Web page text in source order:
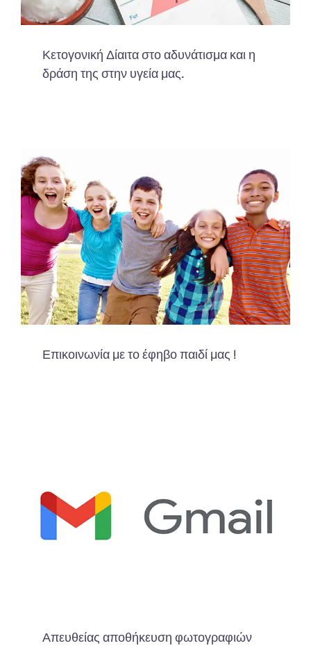
Κετογονική Δίαιτα στο αδυνάτισμα και η
δράση της στην υγεία μας.
Επικοινωνία με το έφηβο παιδί μας !
Απευθείας αποθήκευση φωτογραφιών